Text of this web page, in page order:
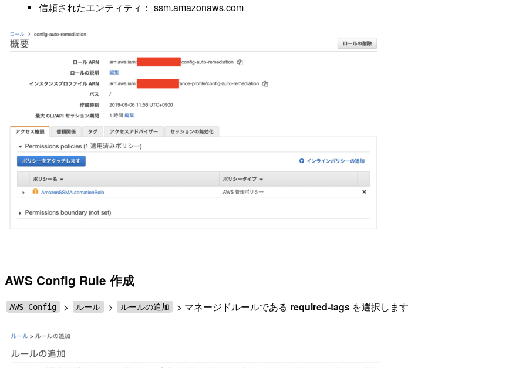
信頼されたエンティティ： ssm.amazonaws.com
AWS Config Rule 作成
AWS Config > ルール > ルールの追加 > マネージドルールである required-tagsを選択します